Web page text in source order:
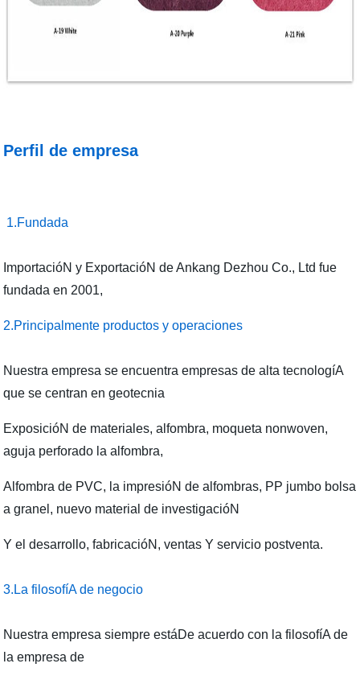
Perfil de empresa
1.Fundada
ImportacióN y ExportacióN de Ankang Dezhou Co., Ltd fue
fundada en 2001,
2.Principalmente productos y operaciones
Nuestra empresa se encuentra empresas de alta tecnologíA
que se centran en geotecnia
ExposicióN de materiales, alfombra, moqueta nonwoven,
aguja perforado la alfombra,
Alfombra de PVC, la impresióN de alfombras, PP jumbo bolsa
a granel, nuevo material de investigacióN
Y el desarrollo, fabricacióN, ventas Y servicio postventa.
3.La filosofíA de negocio
Nuestra empresa siempre estáDe acuerdo con la filosofíA de
la empresa de